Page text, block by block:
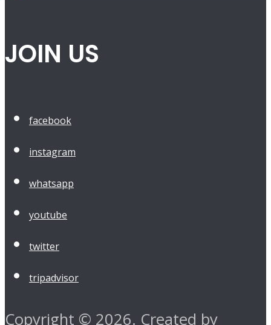
JOIN US
facebook
instagram
whatsapp
youtube
twitter
tripadvisor
Copyright © 2026. Created by